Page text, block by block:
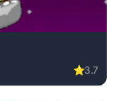
⭐3.7
adventure game,